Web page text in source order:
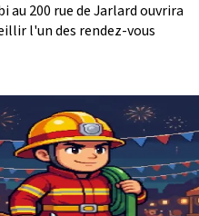
au 200 rue de Jarlard ouvrira
l'un des rendez-vous